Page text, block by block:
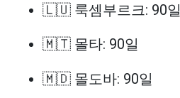
🇱🇺 룩셈부르크: 90일
🇲🇹 몰타: 90일
🇲🇩 몰도바: 90일